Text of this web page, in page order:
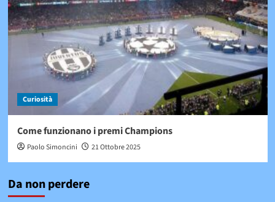
Curiosità
Come funzionano i premi Champions
Paolo Simoncini 21 Ottobre 2025
Da non perdere